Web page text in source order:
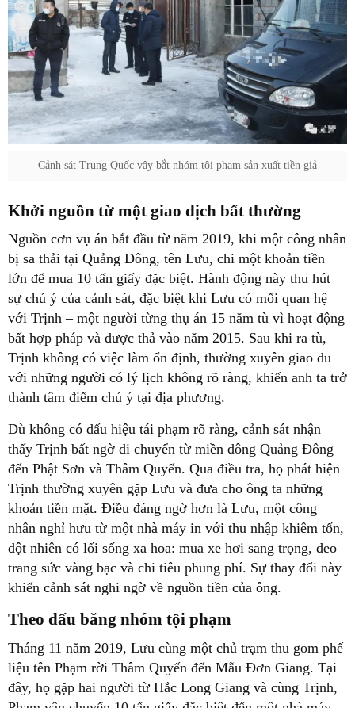
Cảnh sát Trung Quốc vây bắt nhóm tội phạm sản xuất tiền giả
Khởi nguồn từ một giao dịch bất thường
Nguồn cơn vụ án bắt đầu từ năm 2019, khi một công nhân
bị sa thải tại Quảng Đông, tên Lưu, chi một khoản tiền
lớn để mua 10 tấn giấy đặc biệt. Hành động này thu hút
sự chú ý của cảnh sát, đặc biệt khi Lưu có mối quan hệ
với Trịnh – một người từng thụ án 15 năm tù vì hoạt động
bất hợp pháp và được thả vào năm 2015. Sau khi ra tù,
Trịnh không có việc làm ổn định, thường xuyên giao du
với những người có lý lịch không rõ ràng, khiến anh ta trở
thành tâm điểm chú ý tại địa phương.
Dù không có dấu hiệu tái phạm rõ ràng, cảnh sát nhận
thấy Trịnh bất ngờ di chuyển từ miền đông Quảng Đông
đến Phật Sơn và Thâm Quyến. Qua điều tra, họ phát hiện
Trịnh thường xuyên gặp Lưu và đưa cho ông ta những
khoản tiền mặt. Điều đáng ngờ hơn là Lưu, một công
nhân nghỉ hưu từ một nhà máy in với thu nhập khiêm tốn,
đột nhiên có lối sống xa hoa: mua xe hơi sang trọng, đeo
trang sức vàng bạc và chi tiêu phung phí. Sự thay đổi này
khiến cảnh sát nghi ngờ về nguồn tiền của ông.
Theo dấu băng nhóm tội phạm
Tháng 11 năm 2019, Lưu cùng một chủ trạm thu gom phế
liệu tên Phạm rời Thâm Quyến đến Mẫu Đơn Giang. Tại
đây, họ gặp hai người từ Hắc Long Giang và cùng Trịnh,